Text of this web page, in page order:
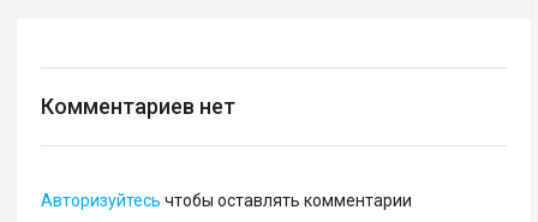
Комментариев нет
Авторизуйтесь чтобы оставлять комментарии